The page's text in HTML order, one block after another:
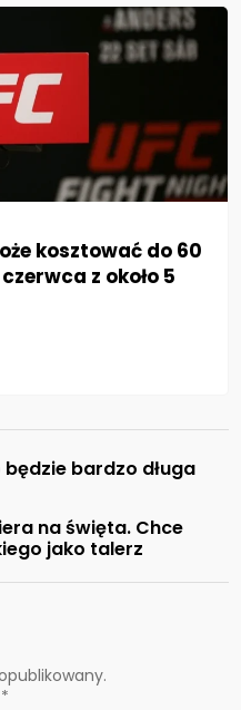
kosztować do 60
z około 5
będzie bardzo długa
na święta. Chce
jako talerz
*